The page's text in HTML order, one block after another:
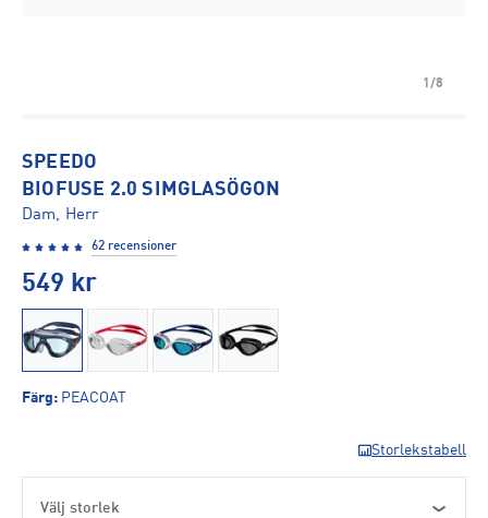
1/8
SPEEDO
BIOFUSE 2.0 SIMGLASÖGON
Dam, Herr
62 recensioner
549 kr
Färg: PEACOAT
Storlekstabell
Välj storlek